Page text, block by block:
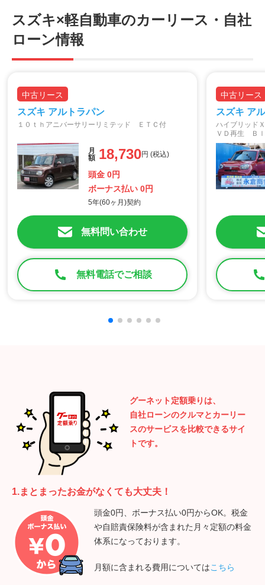
スズキ×軽自動車のカーリース・自社
ローン情報
中古リース
スズキ アルトラパン
１０ｔｈアニバーサリーリミテッド ＥＴＣ付
月
額 18,730円 (税込)
頭金 0円
ボーナス払い 0円
5年(60ヶ月)契約
無料問い合わせ
無料電話でご相談
中古リース
スズキ ア
ハイブリッ
ＶＤ再生 Ｂ
コーダー シ
ート オート
イドリングス
グーネット定額乗りは、
自社ローンのクルマとカーリー
スのサービスを比較できるサイ
トです。
1.まとまったお金がなくても大丈夫！
頭金0円、ボーナス払い0円からOK。税金
や自賠責保険料が含まれた月々定額の料金
体系になっております。
月額に含まれる費用についてはこちら